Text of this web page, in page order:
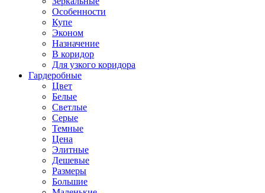
Особенности
Купе
Эконом
Назначение
В коридор
Для узкого коридора
Гардеробные
Цвет
Белые
Светлые
Серые
Темные
Цена
Элитные
Дешевые
Размеры
Большие